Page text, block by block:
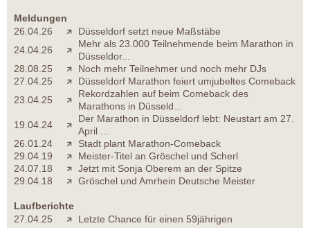
Meldungen
26.04.26
Düsseldorf setzt neue Maßstäbe
24.04.26
Mehr als 23.000 Teilnehmende beim Marathon in
Düsseldor...
28.08.25
Noch mehr Teilnehmer und noch mehr DJs
27.04.25
Düsseldorf Marathon feiert umjubeltes Comeback
23.04.25
Rekordzahlen auf beim Comeback des
Marathons in Düsseld...
19.04.24
Der Marathon in Düsseldorf lebt: Neustart am 27.
April ...
26.01.24
Stadt plant Marathon-Comeback
29.04.19
Meister-Titel an Gröschel und Scherl
24.07.18
Jetzt mit Sonja Oberem an der Spitze
29.04.18
Gröschel und Amrhein Deutsche Meister
Laufberichte
27.04.25
Letzte Chance für einen 59jährigen